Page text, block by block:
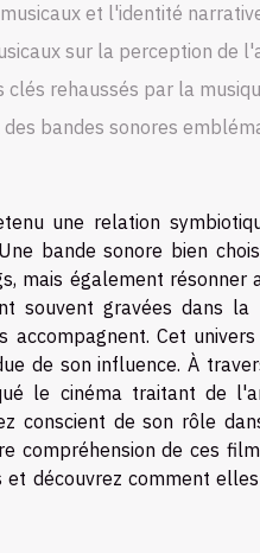
et l'identité
sur la perception de
clés rehaussés par la
bandes sonores
une relation
bande sonore bien
mais également
souvent gravées dans
Cet univers
de son influence. À
le cinéma traitant de
conscient de son rôle
compréhension de ces
découvrez comment